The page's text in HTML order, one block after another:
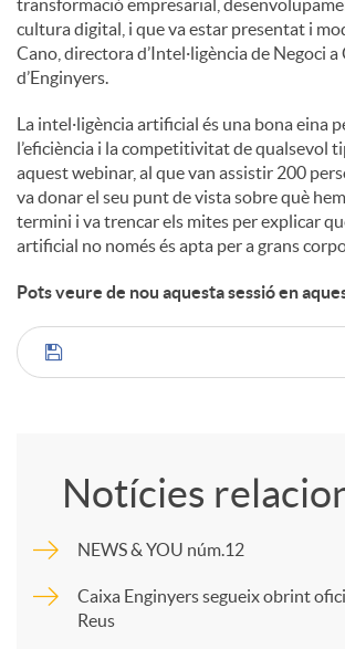
cultura digital, i que va estar presentat i
Cano, directora d’Intel·ligència de Negoci a
d’Enginyers.
La intel·ligència artificial és una bona eina
l’eficiència i la competitivitat de qualsevol
aquest webinar, al que van assistir 200
va donar el seu punt de vista sobre què
termini i va trencar els mites per explicar
artificial no només és apta per a grans
Pots veure de nou aquesta sessió en
C
p
Notícies
NEWS & YOU núm.12
Caixa Enginyers segueix obrint
Reus